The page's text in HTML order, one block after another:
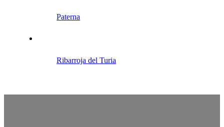
Paterna
Ribarroja del Turia